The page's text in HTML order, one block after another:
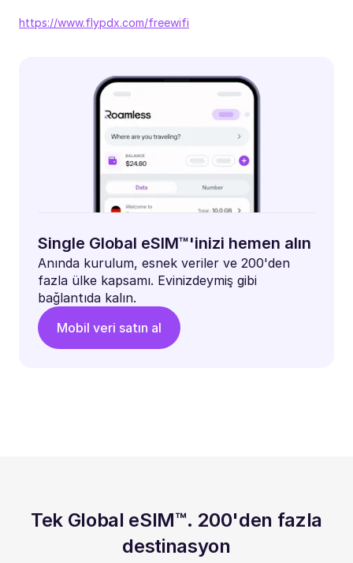
https://www.flypdx.com/freewifi
Single Global eSIM™'inizi hemen alın
Anında kurulum, esnek veriler ve 200'den
fazla ülke kapsamı. Evinizdeymiş gibi
bağlantıda kalın.
Mobil veri satın al
Tek Global eSIM™. 200'den fazla
destinasyon